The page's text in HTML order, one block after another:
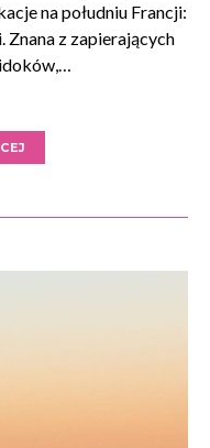
na południu Francji:
Znana z zapierających